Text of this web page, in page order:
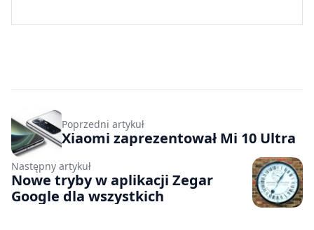
Poprzedni artykuł
Xiaomi zaprezentował Mi 10 Ultra
Następny artykuł
Nowe tryby w aplikacji Zegar
Google dla wszystkich